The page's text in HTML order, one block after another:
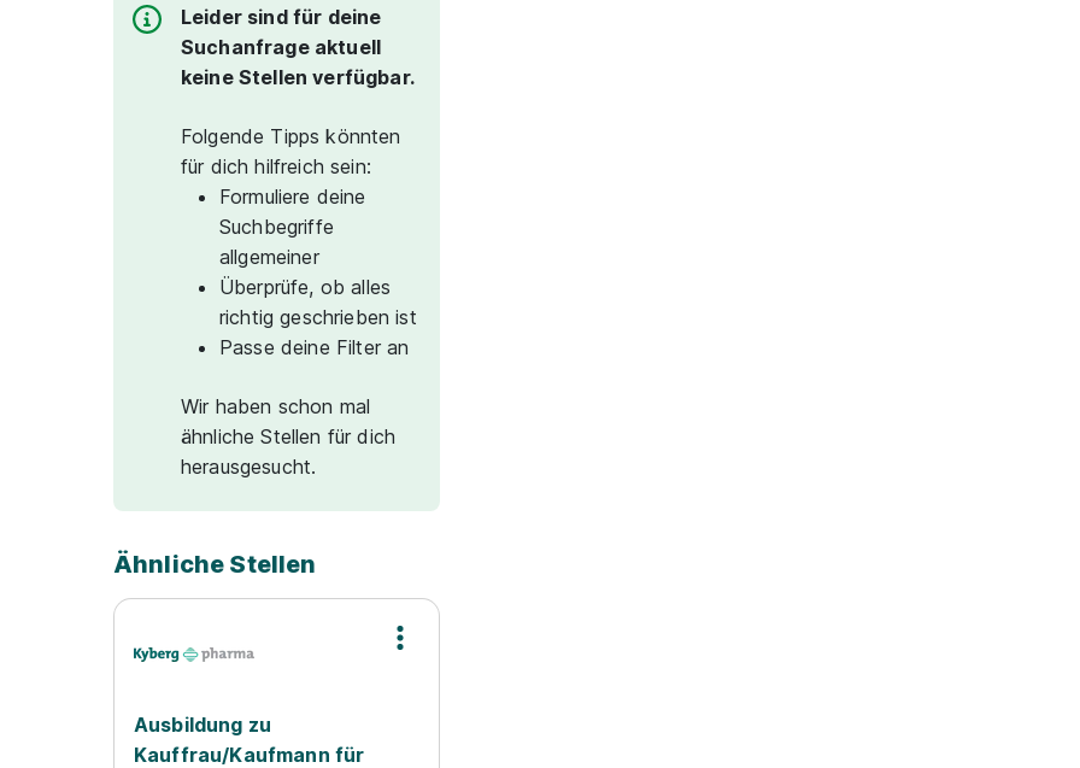
Leider sind für deine
Suchanfrage aktuell
keine Stellen verfügbar.
Folgende Tipps könnten
für dich hilfreich sein:
Formuliere deine
Suchbegriffe
allgemeiner
Überprüfe, ob alles
richtig geschrieben ist
Passe deine Filter an
Wir haben schon mal
ähnliche Stellen für dich
herausgesucht.
Ähnliche Stellen
Ausbildung zu
Kauffrau/Kaufmann für